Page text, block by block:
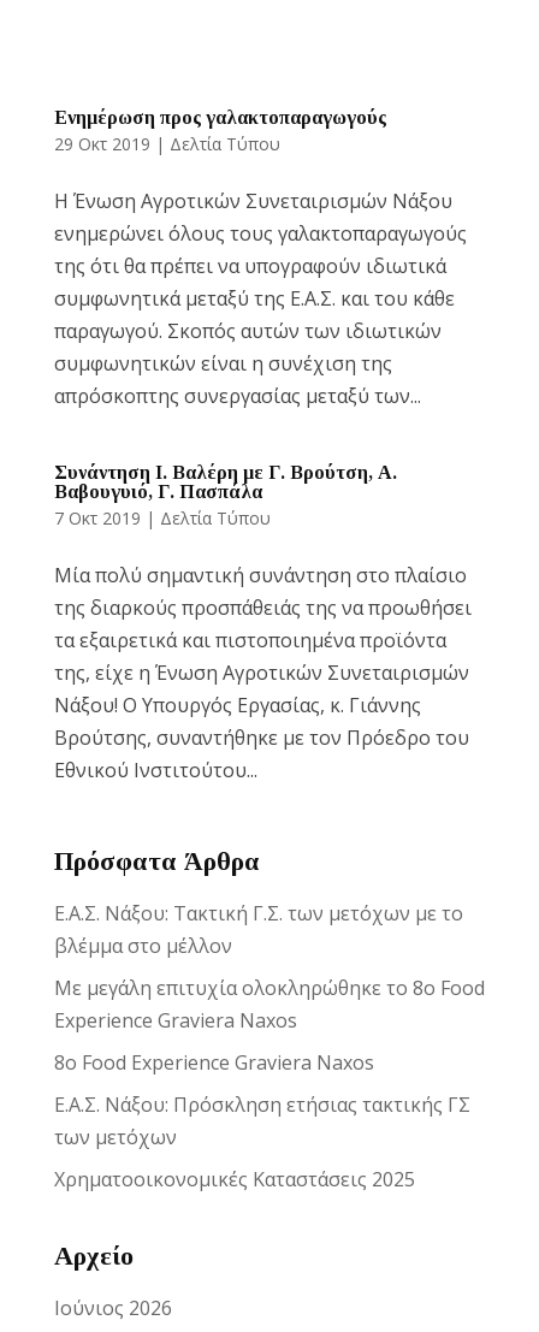
Ενημέρωση προς γαλακτοπαραγωγούς
29 Οκτ 2019 | Δελτία Τύπου
Η Ένωση Αγροτικών Συνεταιρισμών Νάξου
ενημερώνει όλους τους γαλακτοπαραγωγούς
της ότι θα πρέπει να υπογραφούν ιδιωτικά
συμφωνητικά μεταξύ της Ε.Α.Σ. και του κάθε
παραγωγού. Σκοπός αυτών των ιδιωτικών
συμφωνητικών είναι η συνέχιση της
απρόσκοπτης συνεργασίας μεταξύ των...
Συνάντηση Ι. Βαλέρη με Γ. Βρούτση, Α.
Βαβουγυιό, Γ. Πασπάλα
7 Οκτ 2019 | Δελτία Τύπου
Μία πολύ σημαντική συνάντηση στο πλαίσιο
της διαρκούς προσπάθειάς της να προωθήσει
τα εξαιρετικά και πιστοποιημένα προϊόντα
της, είχε η Ένωση Αγροτικών Συνεταιρισμών
Νάξου! Ο Υπουργός Εργασίας, κ. Γιάννης
Βρούτσης, συναντήθηκε με τον Πρόεδρο του
Εθνικού Ινστιτούτου...
Πρόσφατα Άρθρα
Ε.Α.Σ. Νάξου: Τακτική Γ.Σ. των μετόχων με το
βλέμμα στο μέλλον
Με μεγάλη επιτυχία ολοκληρώθηκε το 8ο Food
Experience Graviera Naxos
8ο Food Experience Graviera Naxos
Ε.Α.Σ. Νάξου: Πρόσκληση ετήσιας τακτικής ΓΣ
των μετόχων
Χρηματοοικονομικές Καταστάσεις 2025
Αρχείο
Ιούνιος 2026